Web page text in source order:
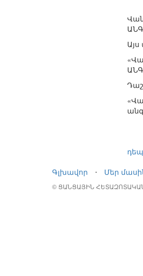
Գլխավոր
⋅ Մեր
© ՑԱՆՑԱՅԻՆ